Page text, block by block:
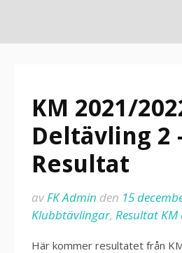
KM 2021/
Deltävling 2
Resultat
avFK Admin den 15
Klubbtävlingar, Resultat
Här kommer resultatet från